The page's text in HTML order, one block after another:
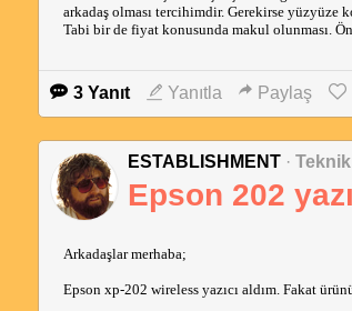
arkadaş olması tercihimdir. Gerekirse yüzyüze
Tabi bir de fiyat konusunda makul olunması.
3 Yanıt Yanıtla Paylaş
ESTABLISHMENT · Teknik
Epson 202
Arkadaşlar merhaba;
Epson xp-202 wireless yazıcı aldım. Fakat